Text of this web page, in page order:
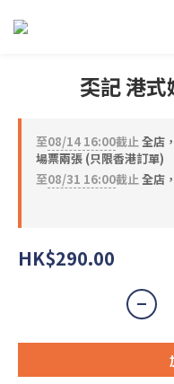
奀記 港
至08/14 16:00截止全店
場票兩張 (只限香港訂單)
至08/31 16:00截止全店
HK$290.00